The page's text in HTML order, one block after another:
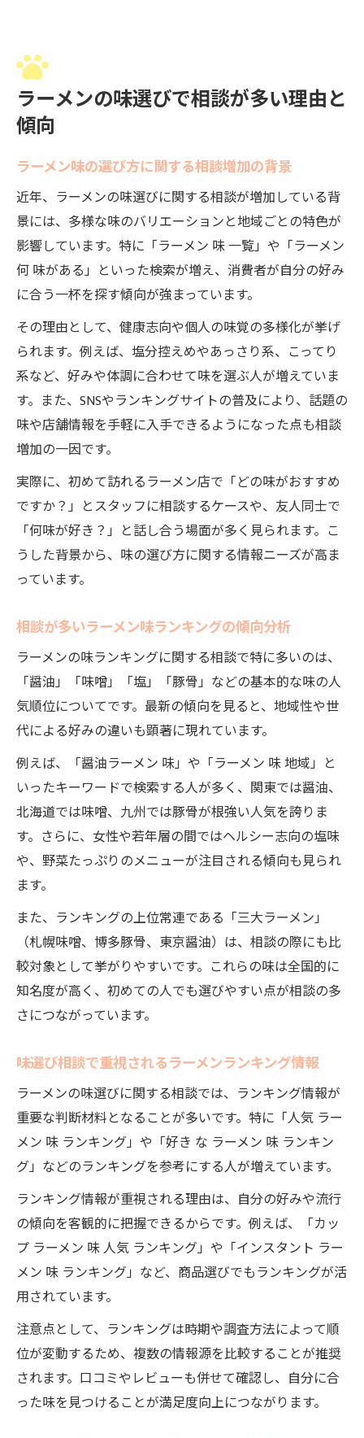
ラーメンの味選びで相談が多い理由と
傾向
ラーメン味の選び方に関する相談増加の背景
近年、ラーメンの味選びに関する相談が増加している背
景には、多様な味のバリエーションと地域ごとの特色が
影響しています。特に「ラーメン 味 一覧」や「ラーメン
何 味がある」といった検索が増え、消費者が自分の好み
に合う一杯を探す傾向が強まっています。
その理由として、健康志向や個人の味覚の多様化が挙げ
られます。例えば、塩分控えめやあっさり系、こってり
系など、好みや体調に合わせて味を選ぶ人が増えていま
す。また、SNSやランキングサイトの普及により、話題の
味や店舗情報を手軽に入手できるようになった点も相談
増加の一因です。
実際に、初めて訪れるラーメン店で「どの味がおすすめ
ですか？」とスタッフに相談するケースや、友人同士で
「何味が好き？」と話し合う場面が多く見られます。こ
うした背景から、味の選び方に関する情報ニーズが高ま
っています。
相談が多いラーメン味ランキングの傾向分析
ラーメンの味ランキングに関する相談で特に多いのは、
「醤油」「味噌」「塩」「豚骨」などの基本的な味の人
気順位についてです。最新の傾向を見ると、地域性や世
代による好みの違いも顕著に現れています。
例えば、「醤油ラーメン 味」や「ラーメン 味 地域」と
いったキーワードで検索する人が多く、関東では醤油、
北海道では味噌、九州では豚骨が根強い人気を誇りま
す。さらに、女性や若年層の間ではヘルシー志向の塩味
や、野菜たっぷりのメニューが注目される傾向も見られ
ます。
また、ランキングの上位常連である「三大ラーメン」
（札幌味噌、博多豚骨、東京醤油）は、相談の際にも比
較対象として挙がりやすいです。これらの味は全国的に
知名度が高く、初めての人でも選びやすい点が相談の多
さにつながっています。
味選び相談で重視されるラーメンランキング情報
ラーメンの味選びに関する相談では、ランキング情報が
重要な判断材料となることが多いです。特に「人気 ラー
メン 味 ランキング」や「好き な ラーメン 味 ランキン
グ」などのランキングを参考にする人が増えています。
ランキング情報が重視される理由は、自分の好みや流行
の傾向を客観的に把握できるからです。例えば、「カッ
プ ラーメン 味 人気 ランキング」や「インスタント ラー
メン 味 ランキング」など、商品選びでもランキングが活
用されています。
注意点として、ランキングは時期や調査方法によって順
位が変動するため、複数の情報源を比較することが推奨
されます。口コミやレビューも併せて確認し、自分に合
った味を見つけることが満足度向上につながります。